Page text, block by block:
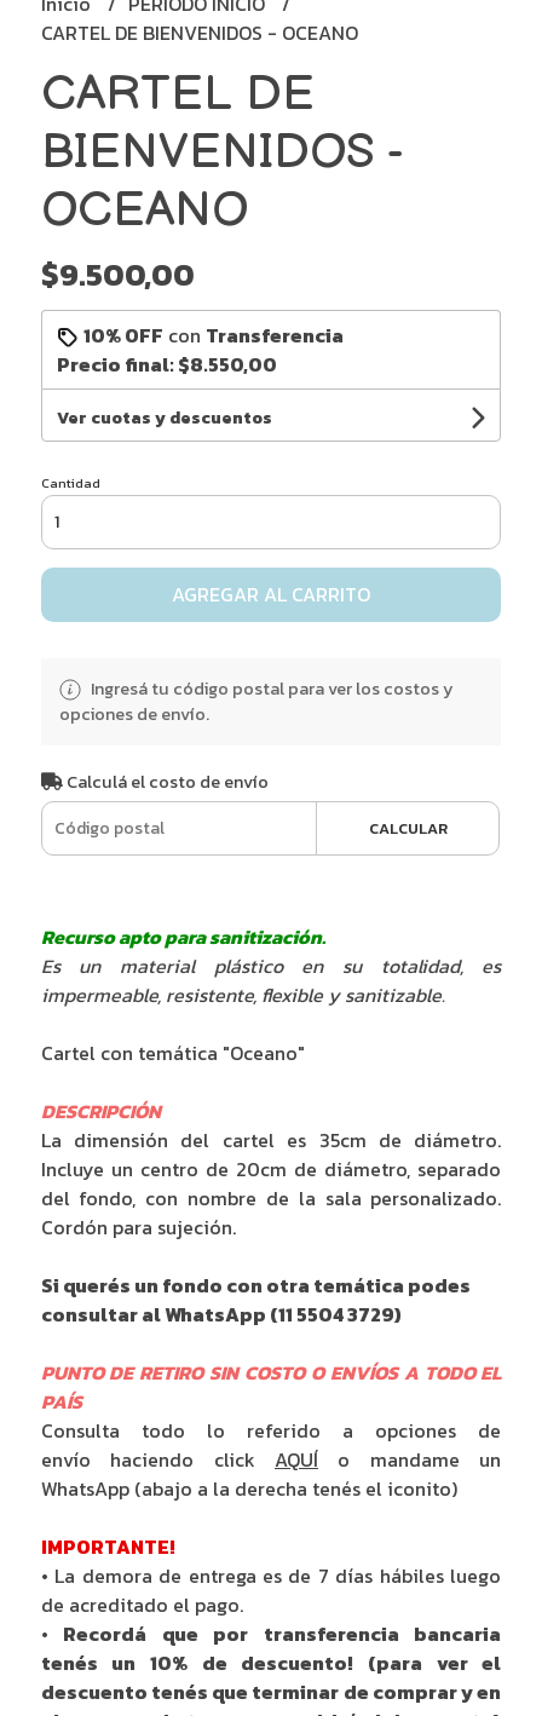
CARTEL DE BIENVENIDOS - OCEANO
CARTEL DE
BIENVENIDOS -
OCEANO
$9.500,00
10% OFF con Transferencia
Precio final:$8.550,00
Ver cuotas y descuentos
Cantidad
AGREGAR AL CARRITO
Ingresá tu código postal para ver los costos y
opciones de envío.
Calculá el costo de envío
CALCULAR
Recurso apto para sanitización.
Es un material plástico en su totalidad, es
impermeable, resistente, flexible y sanitizable.
Cartel con temática "Oceano"
DESCRIPCIÓN
La dimensión del cartel es 35cm de diámetro.
Incluye un centro de 20cm de diámetro, separado
del fondo, con nombre de la sala personalizado.
Cordón para sujeción.
Si querés un fondo con otra temática podes
consultar al WhatsApp (11 5504 3729)
PUNTO DE RETIRO SIN COSTO O ENVÍOS A TODO EL
PAÍS
Consulta todo lo referido a opciones de
envío haciendo click AQUÍ o mandame un
WhatsApp (abajo a la derecha tenés el iconito)
IMPORTANTE!
• La demora de entrega es de 7 días hábiles luego
de acreditado el pago.
• Recordá que por transferencia bancaria
tenés un 10% de descuento! (para ver el
descuento tenés que terminar de comprar y en